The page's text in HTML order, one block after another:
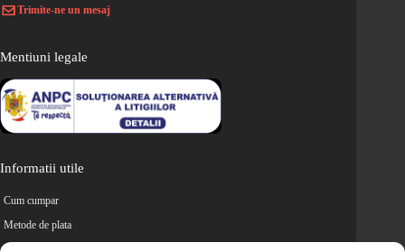
Trimite-ne un mesaj
Mentiuni legale
Informatii utile
Cum cumpar
Metode de plata